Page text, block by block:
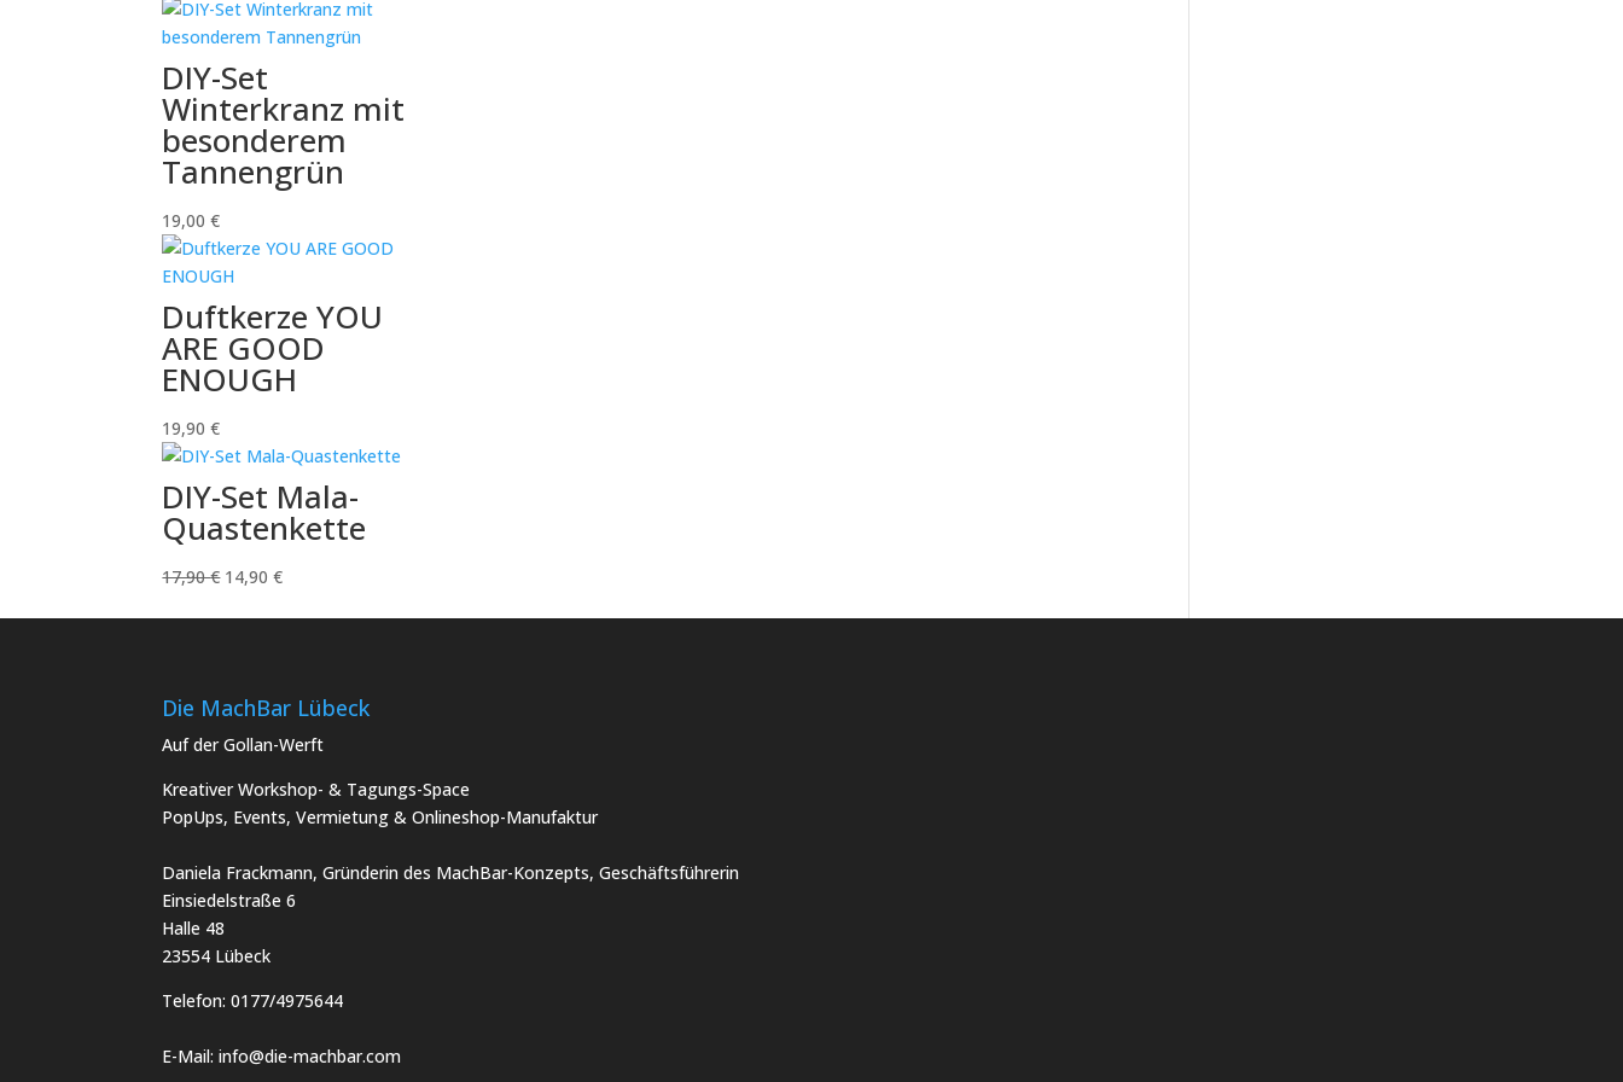
DIY-Set
Winterkranz mit
besonderem
Tannengrün
19,00€
Duftkerze YOU
ARE GOOD
ENOUGH
19,90€
DIY-Set Mala-
Quastenkette
17,90€ Ursprünglicher
14,90€Aktueller
Die MachBar Lübeck
Auf der Gollan-Werft
Kreativer Workshop- & Tagungs-Space
PopUps, Events, Vermietung & Onlineshop-Manufaktur
Daniela Frackmann, Gründerin des MachBar-Konzepts, Geschäftsführerin
Einsiedelstraße 6
Halle 48
23554 Lübeck
Telefon:0177/4975644
E-Mail:info@die-machbar.com